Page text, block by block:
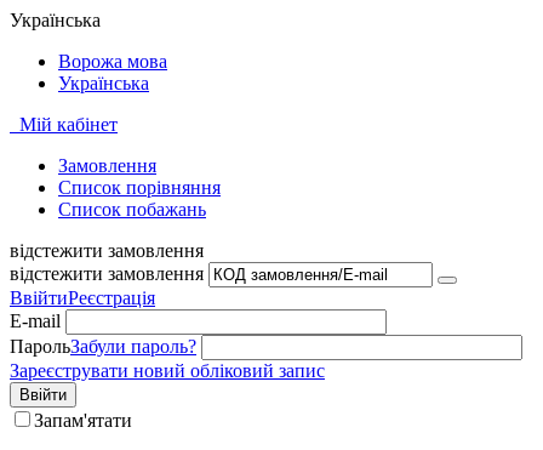
Українська
Ворожа мова
Українська
Мій кабінет
Замовлення
Cписок порівняння
Список побажань
відстежити замовлення
відстежити замовлення
ВвійтиРеєстрація
E-mail
ПарольЗабули пароль?
Зареєструвати новий обліковий запис
Ввійти
Запам'ятати